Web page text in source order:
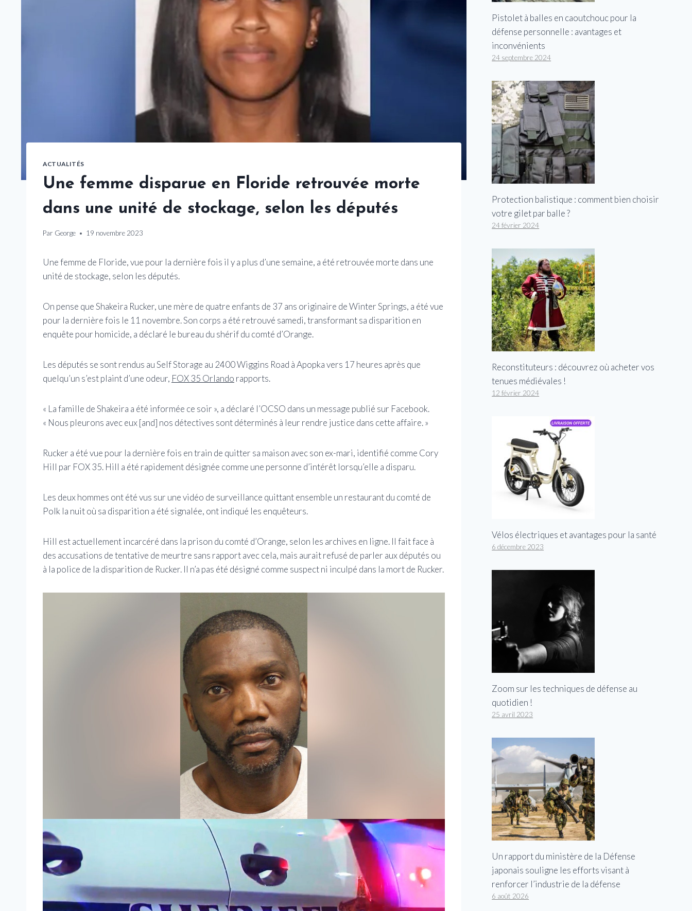
ACTUALITÉS
Une femme disparue en Floride retrouvée morte
dans une unité de stockage, selon les députés
Par George 19 novembre 2023
Une femme de Floride, vue pour la dernière fois il y a plus d’une semaine, a été retrouvée morte dans une
unité de stockage, selon les députés.
On pense que Shakeira Rucker, une mère de quatre enfants de 37 ans originaire de Winter Springs, a été vue
pour la dernière fois le 11 novembre. Son corps a été retrouvé samedi, transformant sa disparition en
enquête pour homicide, a déclaré le bureau du shérif du comté d’Orange.
Les députés se sont rendus au Self Storage au 2400 Wiggins Road à Apopka vers 17 heures après que
quelqu’un s’est plaint d’une odeur, FOX 35 Orlando rapports.
« La famille de Shakeira a été informée ce soir », a déclaré l’OCSO dans un message publié sur Facebook.
« Nous pleurons avec eux [and] nos détectives sont déterminés à leur rendre justice dans cette affaire. »
Rucker a été vue pour la dernière fois en train de quitter sa maison avec son ex-mari, identifié comme Cory
Hill par FOX 35. Hill a été rapidement désignée comme une personne d’intérêt lorsqu’elle a disparu.
Les deux hommes ont été vus sur une vidéo de surveillance quittant ensemble un restaurant du comté de
Polk la nuit où sa disparition a été signalée, ont indiqué les enquêteurs.
Hill est actuellement incarcéré dans la prison du comté d’Orange, selon les archives en ligne. Il fait face à
des accusations de tentative de meurtre sans rapport avec cela, mais aurait refusé de parler aux députés ou
à la police de la disparition de Rucker. Il n’a pas été désigné comme suspect ni inculpé dans la mort de Rucker.
Pistolet à balles en caoutchouc pour la
défense personnelle : avantages et
inconvénients
24 septembre 2024
Protection balistique : comment bien choisir
votre gilet par balle ?
24 février 2024
Reconstituteurs : découvrez où acheter vos
tenues médiévales !
12 février 2024
Vélos électriques et avantages pour la santé
6 décembre 2023
Zoom sur les techniques de défense au
quotidien !
25 avril 2023
Un rapport du ministère de la Défense
japonais souligne les efforts visant à
renforcer l’industrie de la défense
6 août 2026